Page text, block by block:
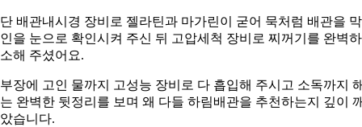
배관내시경 장비로 젤라틴과 마가린이 굳어 묵처럼 배관을
을 눈으로 확인시켜 주신 뒤 고압세척 장비로 찌꺼기를 완벽
해 주셨어요.
장에 고인 물까지 고성능 장비로 다 흡입해 주시고 소독까지
완벽한 뒷정리를 보며 왜 다들 하림배관을 추천하는지 깊이
습니다.